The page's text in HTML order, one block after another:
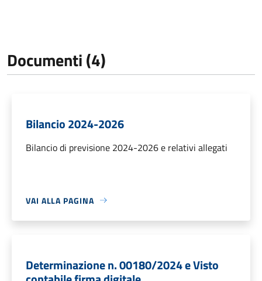
Documenti (4)
Bilancio 2024-2026
Bilancio di previsione 2024-2026 e relativi allegati
VAI ALLA PAGINA
Determinazione n. 00180/2024 e Visto